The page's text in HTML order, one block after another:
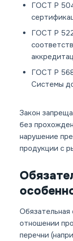
ГОСТ Р
ГОСТ Р
ГОСТ Р
Системы
Закон
без
нарушение
продукции с
отношении
перечни